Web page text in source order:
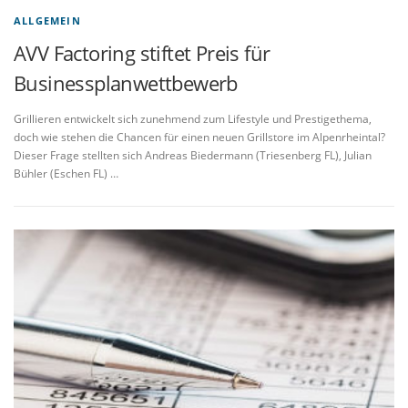
ALLGEMEIN
AVV Factoring stiftet Preis für
Businessplanwettbewerb
Grillieren entwickelt sich zunehmend zum Lifestyle und Prestigethema,
doch wie stehen die Chancen für einen neuen Grillstore im Alpenrheintal?
Dieser Frage stellten sich Andreas Biedermann (Triesenberg FL), Julian
Bühler (Eschen FL) …